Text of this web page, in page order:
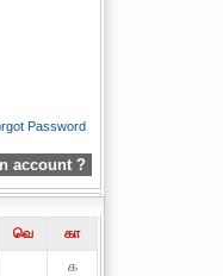
Password
account ?
வெ
கா
௧